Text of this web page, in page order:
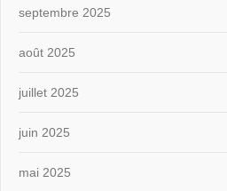
septembre 2025
août 2025
juillet 2025
juin 2025
mai 2025